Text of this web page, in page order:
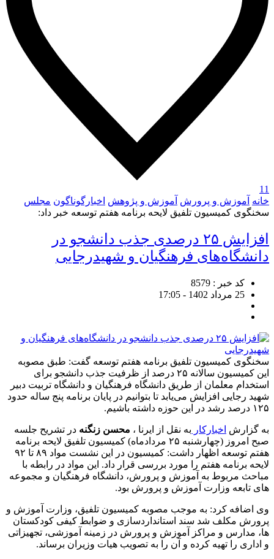
11
خانه آموزش و پرورش آموزش و پژوهش اخبارگوناگون مجلس
سخنگوی کمیسیون تلفیق لایحه برنامه هفتم توسعه خبر داد:
افزایش ۲۵ درصدی جذب دانشجو در
دانشگاه‌های فرهنگیان و شهیدرجایی
کد خبر : 8579
25 مرداد 1402 - 17:05
سخنگوی کمیسیون تلفیق برنامه هفتم توسعه گفت: طبق مصوبه
این کمیسیون سالانه ۲۵ درصد از ظرفیت جذب دانشجو برای
استخدام معلمان از طریق دانشگاه فرهنگیان و دانشگاه تربیت دبیر
شهید رجایی افزایش می‌یابد تا بتوانیم در پایان برنامه پنج ساله حدود
۱۲۵ درصد رشد در این حوزه داشته باشیم.
به گزارش اخبارکار به نقل از ایرنا ، محسن زنگنه در تشریح جلسه
صبح امروز (چهارشنبه ۲۵ مردادماه) کمیسیون تلفیق لایحه برنامه
هفتم توسعه اظهار داشت: کمیسیون در این نشست مواد ۸۹ تا ۹۲
لایحه برنامه هفتم را مورد بررسی قرار داد. این مواد در رابطه با
مباحث مربوط به آموزش و پرورش، دانشگاه فرهنگیان و مجموعه
های تابعه وزارت آموزش و پرورش بود.
وی اضافه کرد: به موجب مصوبه کمیسیون تلفیق، وزارت آموزش و
پرورش مکلف شد سند استانداردسازی و ضوابط کیفی کودکستان
ها، مدارس و مراکز آموزش و پرورش در زمینه آموزشی، تجهیزاتی
و اداری را تهیه کرده و آن را به تصویب هیات وزیران برساند.